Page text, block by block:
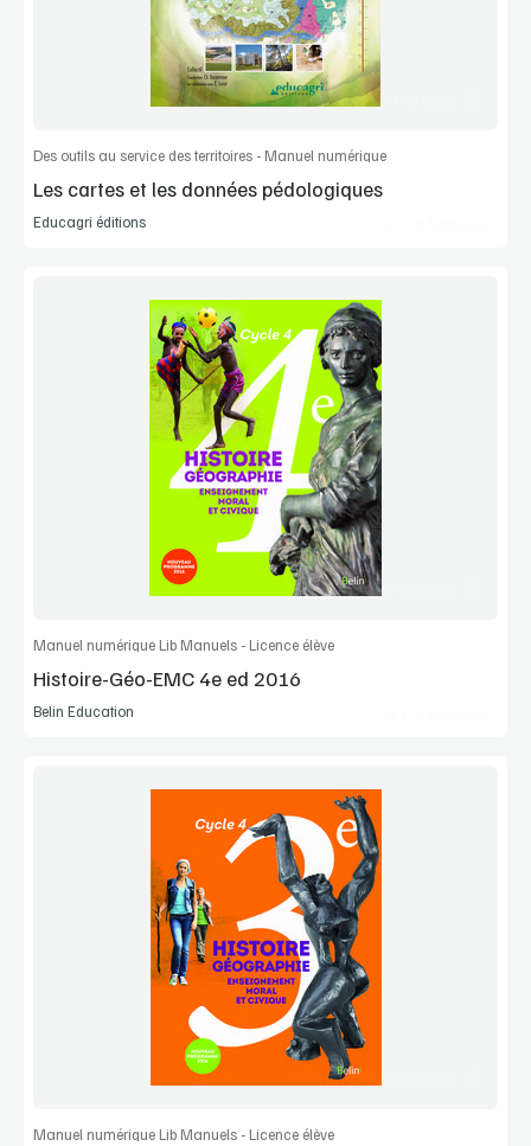
Commander l'article
Des outils au service des territoires - Manuel numérique
Les cartes et les données pédologiques
Educagri éditions
Voir la démo
Extrait
Commander l'article
Manuel numérique Lib Manuels - Licence élève
Histoire-Géo-EMC 4e ed 2016
Belin Education
Voir la démo
Extrait
Commander l'article
Manuel numérique Lib Manuels - Licence élève